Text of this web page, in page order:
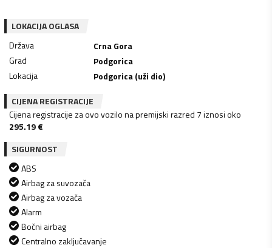
LOKACIJA OGLASA
Država
Crna Gora
Grad
Podgorica
Lokacija
Podgorica (uži dio)
CIJENA REGISTRACIJE
Cijena registracije za ovo vozilo na premijski razred 7 iznosi oko
295.19€
SIGURNOST
ABS
Airbag za suvozača
Airbag za vozača
Alarm
Bočni airbag
Centralno zaključavanje